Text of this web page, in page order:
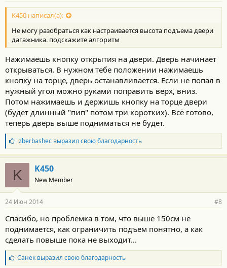
K450 написал(а):
Не могу разобраться как настраивается высота подъема двери
дагажника. подскажите алгоритм
Нажимаешь кнопку открытия на двери. Дверь начинает
открываться. В нужном тебе положении нажимаешь
кнопку на торце, дверь останавливается. Если не попал в
нужный угол можно руками поправить верх, вниз.
Потом нажимаешь и держишь кнопку на торце двери
(будет длинный "пип" потом три коротких). Всё готово,
теперь дверь выше подниматься не будет.
Б
л
а
г
о
д
а
н
с
т
и
izberbashecвыразил свою благодарность
K K450
New Member
24 Июн 2014 #8
Спасибо, но проблемка в том, что выше 150см не
поднимается, как ограничить подъем понятно, а как
сделать повыше пока не выходит...
Б
л
Санеквыразил свою благодарность